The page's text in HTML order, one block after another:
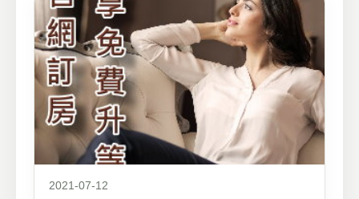
2021-07-12